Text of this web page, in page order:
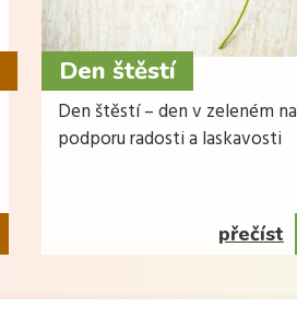
Den štěstí
Den štěstí – den v zeleném na
podporu radosti a laskavosti
přečíst